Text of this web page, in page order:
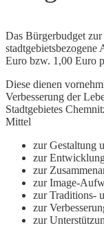
Das Bürgerbudget
Euro bzw. 1,00 Euro
Diese dienen
Verbesserung der
Stadtgebietes
Mittel
zur Gestaltung
zur
zur
zur Image-
zur Traditions-
zur
zur